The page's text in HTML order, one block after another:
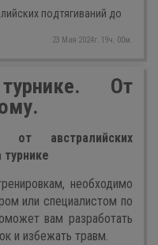
подтягиваний до
23 Мая 2024г. 19ч. 00м.
От
от австралийских
необходимо
или специалистом по
вам разработать
и избежать травм.